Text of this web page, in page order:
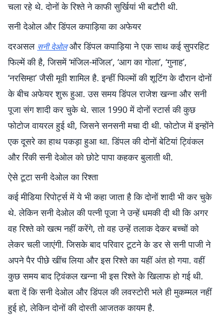
चला रहे थे. दोनों के रिश्ते ने काफी सुर्खियां भी बटौरी थी.
सनी देओल और डिंपल कपाड़िया का अफेयर
दरअसल सनी देओलऔर डिंपल कपाड़िया ने एक साथ कई सुपरहिट
फिल्में की है, जिसमें ‘मंजिल-मंजिल’, ‘आग का गोला’, ‘गुनाह’,
‘नरसिम्हा’ जैसी मूवी शामिल है. इन्हीं फिल्मों की शूटिंग के दौरान दोनों
के बीच अफेयर शुरू हुआ. उस समय डिंपल राजेश खन्ना और सनी
पूजा संग शादी कर चुके थे. साल 1990 में दोनों स्टार्स की कुछ
फोटोज वायरल हुई थी, जिसने सनसनी मचा दी थी. फोटोज में इन्होंने
एक दूसरे का हाथ पकड़ा हुआ था. डिंपल की दोनों बेटियां ट्विंकल
और रिंकी सनी देओल को छोटे पापा कहकर बुलाती थी.
ऐसे टूटा सनी देओल का रिश्ता
कई मीडिया रिपोर्ट्स में ये भी कहा जाता है कि दोनों शादी भी कर चुके
थे. लेकिन सनी देओल की पत्नी पूजा ने उन्हें धमकी दी थी कि अगर
वह रिश्ते को खत्म नहीं करेंगे, तो वह उन्हें तलाक देकर बच्चों को
लेकर चली जाएंगी. जिसके बाद परिवार टूटने के डर से सनी पाजी ने
अपने पैर पीछे खींच लिया और इस रिश्ते का यहीं अंत हो गया. वहीं
कुछ समय बाद ट्विंकल खन्ना भी इस रिश्ते के खिलाफ हो गई थी.
बता दें कि सनी देओल और डिंपल की लवस्टोरी भले ही मुकम्मल नहीं
हुई हो, लेकिन दोनों की दोस्ती आजतक कायम है.